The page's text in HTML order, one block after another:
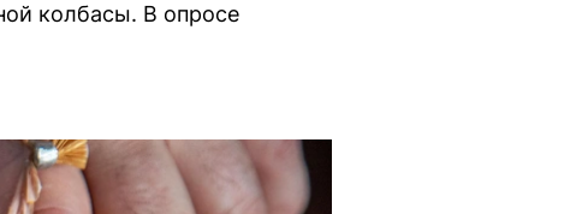
колбасы. В опросе